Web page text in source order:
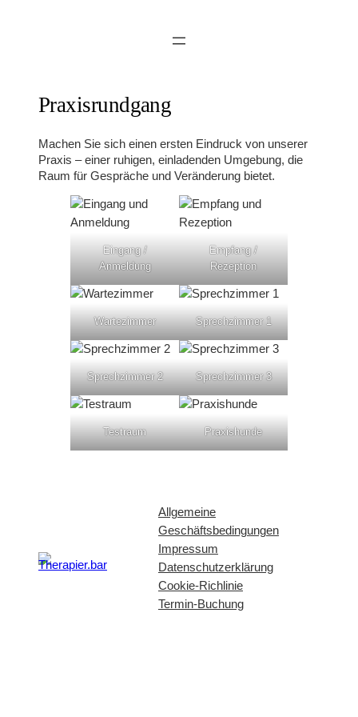
Praxisrundgang
Machen Sie sich einen ersten Eindruck von unserer
Praxis – einer ruhigen, einladenden Umgebung, die
Raum für Gespräche und Veränderung bietet.
Eingang /
Anmeldung
Empfang /
Rezeption
Wartezimmer Sprechzimmer 1
Sprechzimmer 2 Sprechzimmer 3
Testraum Praxishunde
Allgemeine
Geschäftsbedingungen
Impressum
Datenschutzerklärung
Cookie-Richlinie
Termin-Buchung